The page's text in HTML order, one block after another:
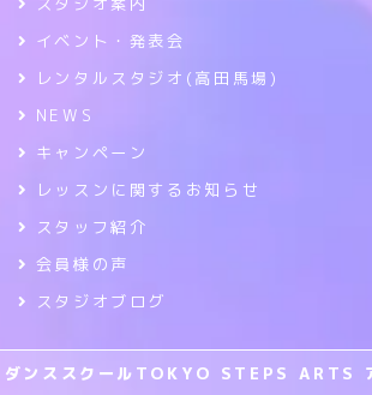
イベント・発表会
レンタルスタジオ(高田馬場)
NEWS
キャンペーン
レッスンに関するお知らせ
スタッフ紹介
会員様の声
スタジオブログ
ダンススクールTOKYO STEPS ARTS